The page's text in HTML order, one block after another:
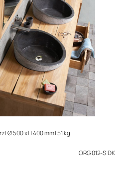
| Ø 500 x H 400 mm | 51 kg
ORG 012-S.DK